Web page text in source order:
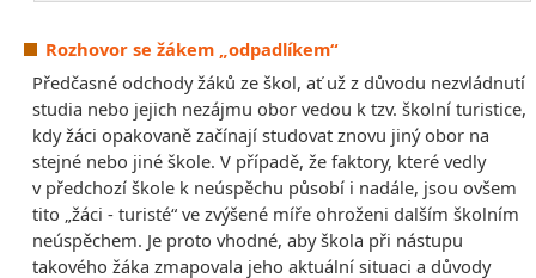
Rozhovor se žákem „odpadlíkem“
Předčasné odchody žáků ze škol, ať už z důvodu nezvládnutí
studia nebo jejich nezájmu obor vedou k tzv. školní turistice,
kdy žáci opakovaně začínají studovat znovu jiný obor na
stejné nebo jiné škole. V případě, že faktory, které vedly
v předchozí škole k neúspěchu působí i nadále, jsou ovšem
tito „žáci - turisté“ ve zvýšené míře ohroženi dalším školním
neúspěchem. Je proto vhodné, aby škola při nástupu
takového žáka zmapovala jeho aktuální situaci a důvody